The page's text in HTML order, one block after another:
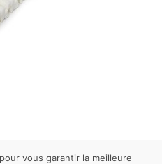
vous garantir la meilleure